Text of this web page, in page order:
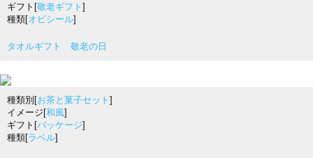
ギフト[敬老ギフト ]
種類[オビシール]
タオルギフト 敬老の日
種類別[お茶と菓子セット ]
イメージ[和風]
ギフト[パッケージ]
種類[ラベル]